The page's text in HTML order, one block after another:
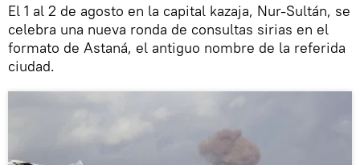
El 1 al 2 de agosto en la capital kazaja, Nur-Sultán, se
celebra una nueva ronda de consultas sirias en el
formato de Astaná, el antiguo nombre de la referida
ciudad.